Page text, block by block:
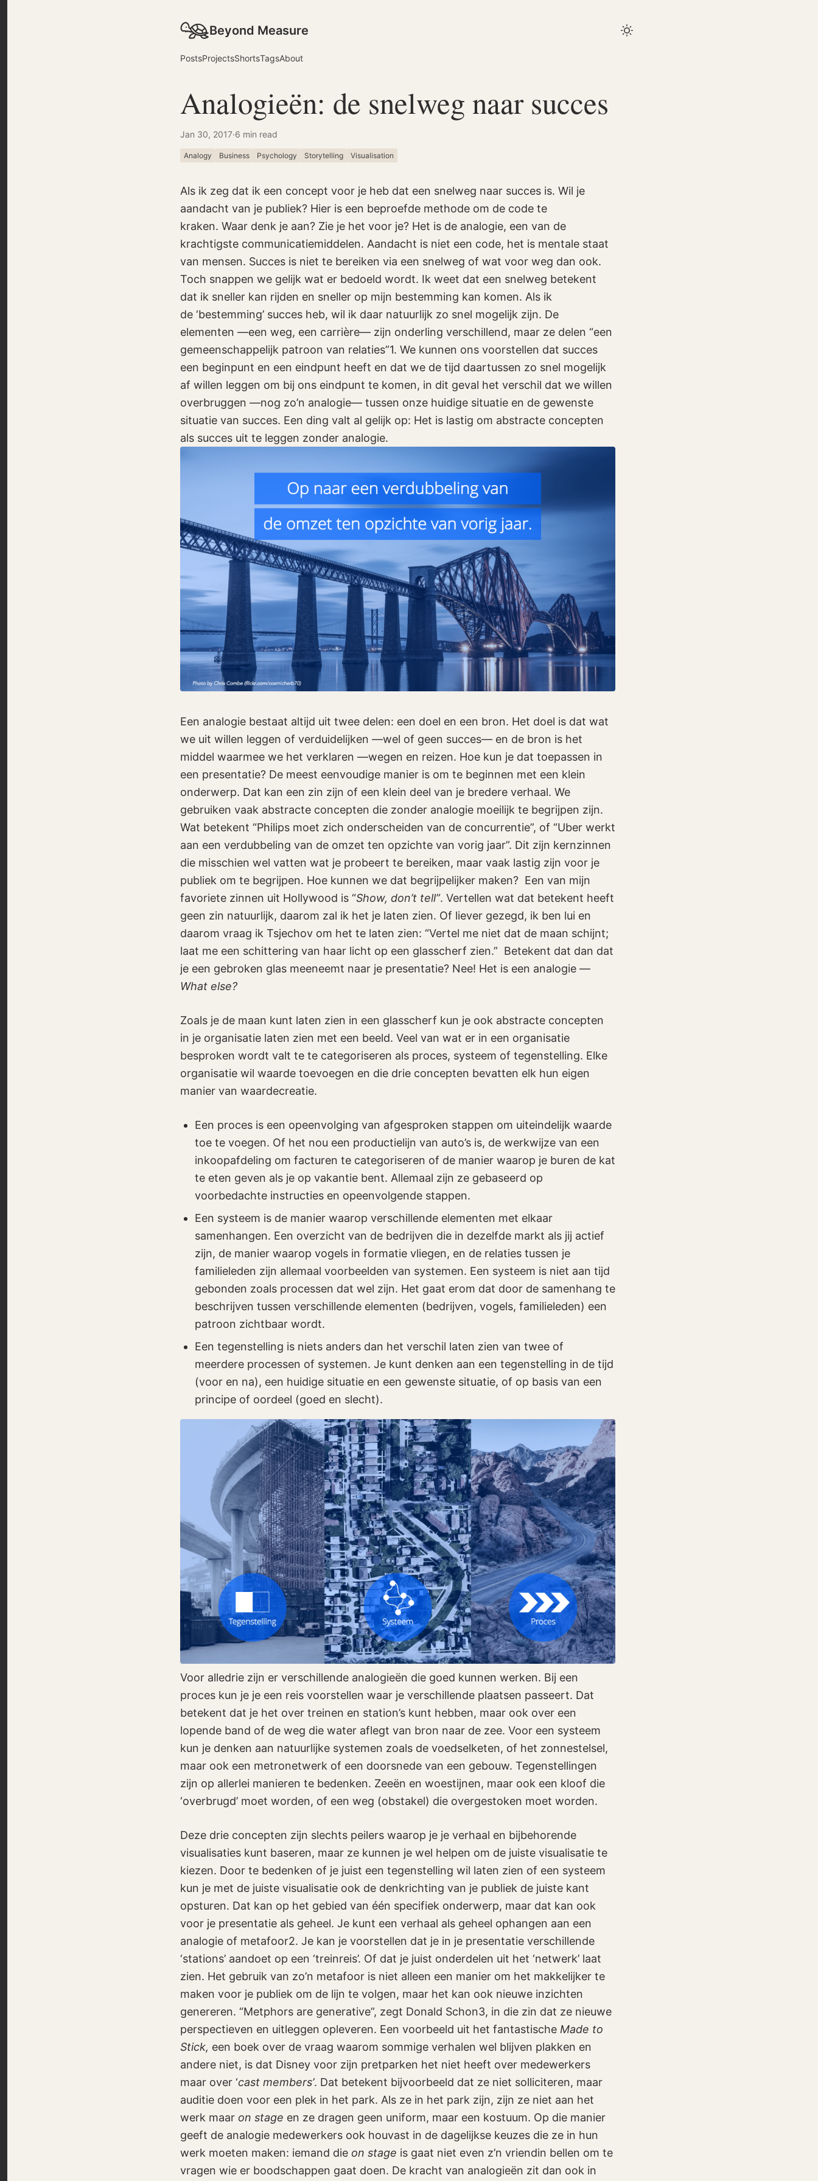
Beyond Measure
PostsProjectsShortsTagsAbout
Analogieën: de snelweg naar succes
Jan 30, 2017·6 min read
Analogy Business Psychology Storytelling Visualisation
Als ik zeg dat ik een concept voor je heb dat een snelweg naar succes is. Wil je
aandacht van je publiek? Hier is een beproefde methode om de code te
kraken. Waar denk je aan? Zie je het voor je? Het is de analogie, een van de
krachtigste communicatiemiddelen. Aandacht is niet een code, het is mentale staat
van mensen. Succes is niet te bereiken via een snelweg of wat voor weg dan ook.
Toch snappen we gelijk wat er bedoeld wordt. Ik weet dat een snelweg betekent
dat ik sneller kan rijden en sneller op mijn bestemming kan komen. Als ik
de ‘bestemming’ succes heb, wil ik daar natuurlijk zo snel mogelijk zijn. De
elementen —een weg, een carrière— zijn onderling verschillend, maar ze delen “een
gemeenschappelijk patroon van relaties”1. We kunnen ons voorstellen dat succes
een beginpunt en een eindpunt heeft en dat we de tijd daartussen zo snel mogelijk
af willen leggen om bij ons eindpunt te komen, in dit geval het verschil dat we willen
overbruggen —nog zo’n analogie— tussen onze huidige situatie en de gewenste
situatie van succes. Een ding valt al gelijk op: Het is lastig om abstracte concepten
als succes uit te leggen zonder analogie.
Een analogie bestaat altijd uit twee delen: een doel en een bron. Het doel is dat wat
we uit willen leggen of verduidelijken —wel of geen succes— en de bron is het
middel waarmee we het verklaren —wegen en reizen. Hoe kun je dat toepassen in
een presentatie? De meest eenvoudige manier is om te beginnen met een klein
onderwerp. Dat kan een zin zijn of een klein deel van je bredere verhaal. We
gebruiken vaak abstracte concepten die zonder analogie moeilijk te begrijpen zijn.
Wat betekent “Philips moet zich onderscheiden van de concurrentie”, of “Uber werkt
aan een verdubbeling van de omzet ten opzichte van vorig jaar”. Dit zijn kernzinnen
die misschien wel vatten wat je probeert te bereiken, maar vaak lastig zijn voor je
publiek om te begrijpen. Hoe kunnen we dat begrijpelijker maken? Een van mijn
favoriete zinnen uit Hollywood is “Show, don’t tell”. Vertellen wat dat betekent heeft
geen zin natuurlijk, daarom zal ik het je laten zien. Of liever gezegd, ik ben lui en
daarom vraag ik Tsjechov om het te laten zien: “Vertel me niet dat de maan schijnt;
laat me een schittering van haar licht op een glasscherf zien.” Betekent dat dan dat
je een gebroken glas meeneemt naar je presentatie? Nee! Het is een analogie —
What else?
Zoals je de maan kunt laten zien in een glasscherf kun je ook abstracte concepten
in je organisatie laten zien met een beeld. Veel van wat er in een organisatie
besproken wordt valt te te categoriseren als proces, systeem of tegenstelling. Elke
organisatie wil waarde toevoegen en die drie concepten bevatten elk hun eigen
manier van waardecreatie.
Een proces is een opeenvolging van afgesproken stappen om uiteindelijk waarde
toe te voegen. Of het nou een productielijn van auto’s is, de werkwijze van een
inkoopafdeling om facturen te categoriseren of de manier waarop je buren de kat
te eten geven als je op vakantie bent. Allemaal zijn ze gebaseerd op
voorbedachte instructies en opeenvolgende stappen.
Een systeem is de manier waarop verschillende elementen met elkaar
samenhangen. Een overzicht van de bedrijven die in dezelfde markt als jij actief
zijn, de manier waarop vogels in formatie vliegen, en de relaties tussen je
familieleden zijn allemaal voorbeelden van systemen. Een systeem is niet aan tijd
gebonden zoals processen dat wel zijn. Het gaat erom dat door de samenhang te
beschrijven tussen verschillende elementen (bedrijven, vogels, familieleden) een
patroon zichtbaar wordt.
Een tegenstelling is niets anders dan het verschil laten zien van twee of
meerdere processen of systemen. Je kunt denken aan een tegenstelling in de tijd
(voor en na), een huidige situatie en een gewenste situatie, of op basis van een
principe of oordeel (goed en slecht).
Voor alledrie zijn er verschillende analogieën die goed kunnen werken. Bij een
proces kun je je een reis voorstellen waar je verschillende plaatsen passeert. Dat
betekent dat je het over treinen en station’s kunt hebben, maar ook over een
lopende band of de weg die water aflegt van bron naar de zee. Voor een systeem
kun je denken aan natuurlijke systemen zoals de voedselketen, of het zonnestelsel,
maar ook een metronetwerk of een doorsnede van een gebouw. Tegenstellingen
zijn op allerlei manieren te bedenken. Zeeën en woestijnen, maar ook een kloof die
‘overbrugd’ moet worden, of een weg (obstakel) die overgestoken moet worden.
Deze drie concepten zijn slechts peilers waarop je je verhaal en bijbehorende
visualisaties kunt baseren, maar ze kunnen je wel helpen om de juiste visualisatie te
kiezen. Door te bedenken of je juist een tegenstelling wil laten zien of een systeem
kun je met de juiste visualisatie ook de denkrichting van je publiek de juiste kant
opsturen. Dat kan op het gebied van één specifiek onderwerp, maar dat kan ook
voor je presentatie als geheel. Je kunt een verhaal als geheel ophangen aan een
analogie of metafoor2. Je kan je voorstellen dat je in je presentatie verschillende
‘stations’ aandoet op een ‘treinreis’. Of dat je juist onderdelen uit het ‘netwerk’ laat
zien. Het gebruik van zo’n metafoor is niet alleen een manier om het makkelijker te
maken voor je publiek om de lijn te volgen, maar het kan ook nieuwe inzichten
genereren. “Metphors are generative”, zegt Donald Schon3, in die zin dat ze nieuwe
perspectieven en uitleggen opleveren. Een voorbeeld uit het fantastische Made to
Stick, een boek over de vraag waarom sommige verhalen wel blijven plakken en
andere niet, is dat Disney voor zijn pretparken het niet heeft over medewerkers
maar over ‘cast members’. Dat betekent bijvoorbeeld dat ze niet solliciteren, maar
auditie doen voor een plek in het park. Als ze in het park zijn, zijn ze niet aan het
werk maar on stage en ze dragen geen uniform, maar een kostuum. Op die manier
geeft de analogie medewerkers ook houvast in de dagelijkse keuzes die ze in hun
werk moeten maken: iemand die on stage is gaat niet even z’n vriendin bellen om te
vragen wie er boodschappen gaat doen. De kracht van analogieën zit dan ook in